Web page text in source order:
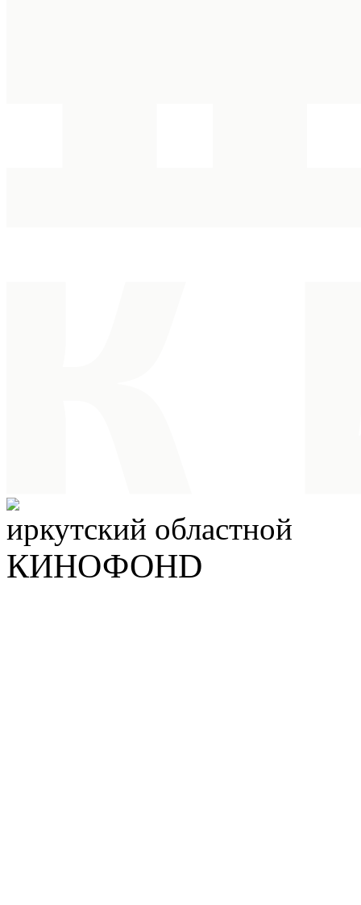
иркутский областной
КИНОФОНD